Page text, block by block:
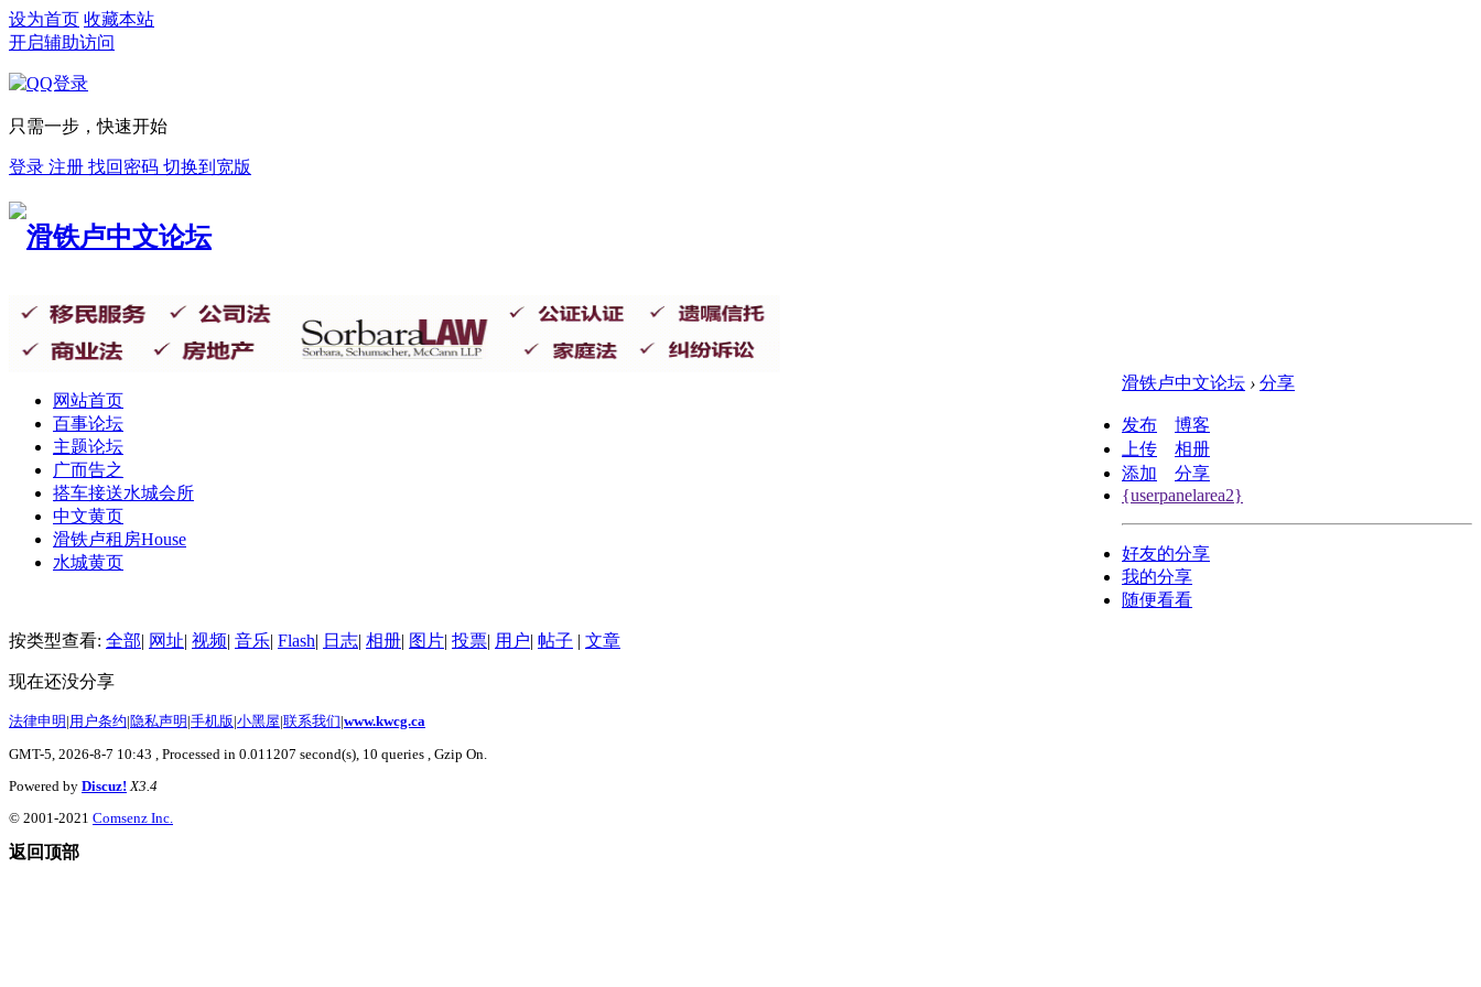
设为首页 收藏本站
开启辅助访问
只需一步，快速开始
登录 注册 找回密码 切换到宽版
网站首页
百事论坛
主题论坛
广而告之
搭车接送水城会所
中文黄页
滑铁卢租房House
水城黄页
滑铁卢中文论坛 › 分享
发布
博客
上传
相册
添加
分享
{userpanelarea2}
好友的分享
我的分享
随便看看
按类型查看: 全部| 网址| 视频| 音乐| Flash| 日志| 相册| 图片| 投票| 用户| 帖子 | 文章
现在还没分享
法律申明 |用户条约|隐私声明 |手机版|小黑屋|联系我们|www.kwcg.ca
GMT-5, 2026-8-7 10:43 , Processed in 0.011207 second(s), 10 queries , Gzip On.
Powered by Discuz! X3.4
© 2001-2021 Comsenz Inc.
返回顶部